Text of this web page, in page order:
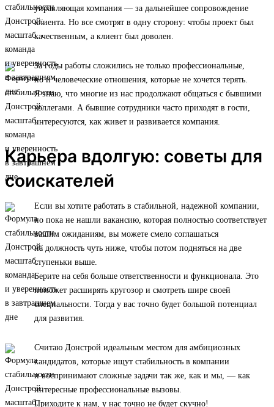
управляющая компания — за дальнейшее сопровождение
клиента. Но все смотрят в одну сторону: чтобы проект был
качественным, а клиент был доволен.
За годы работы сложились не только профессиональные,
но и человеческие отношения, которые не хочется терять.
Я знаю, что многие из нас продолжают общаться с бывшими
коллегами. А бывшие сотрудники часто приходят в гости,
интересуются, как живет и развивается компания.
Карьера вдолгую: советы для
соискателей
Если вы хотите работать в стабильной, надежной компании,
но пока не нашли вакансию, которая полностью соответствует
вашим ожиданиям, вы можете смело соглашаться
на должность чуть ниже, чтобы потом подняться на две
ступеньки выше.
Берите на себя больше ответственности и функционала. Это
поможет расширять кругозор и смотреть шире своей
специальности. Тогда у вас точно будет большой потенциал
для развития.
Считаю Донстрой идеальным местом для амбициозных
кандидатов, которые ищут стабильность в компании
и воспринимают сложные задачи так же, как и мы, — как
интересные профессиональные вызовы.
Приходите к нам, у нас точно не будет скучно!